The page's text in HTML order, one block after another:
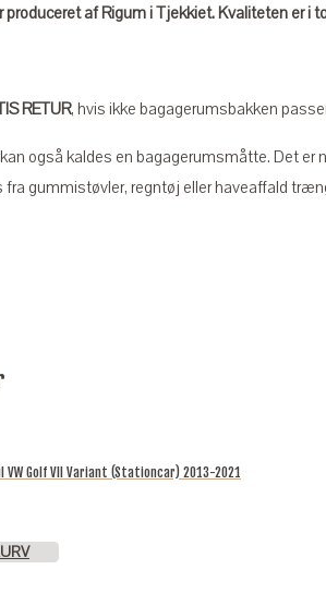
af Rigum i Tjekkiet. Kvaliteten er i
RETUR, hvis ikke bagagerumsbakken
også kaldes en bagagerumsmåtte. Det
fra gummistøvler, regntøj eller haveaffald
VW Golf VII Variant (Stationcar) 2013-2021